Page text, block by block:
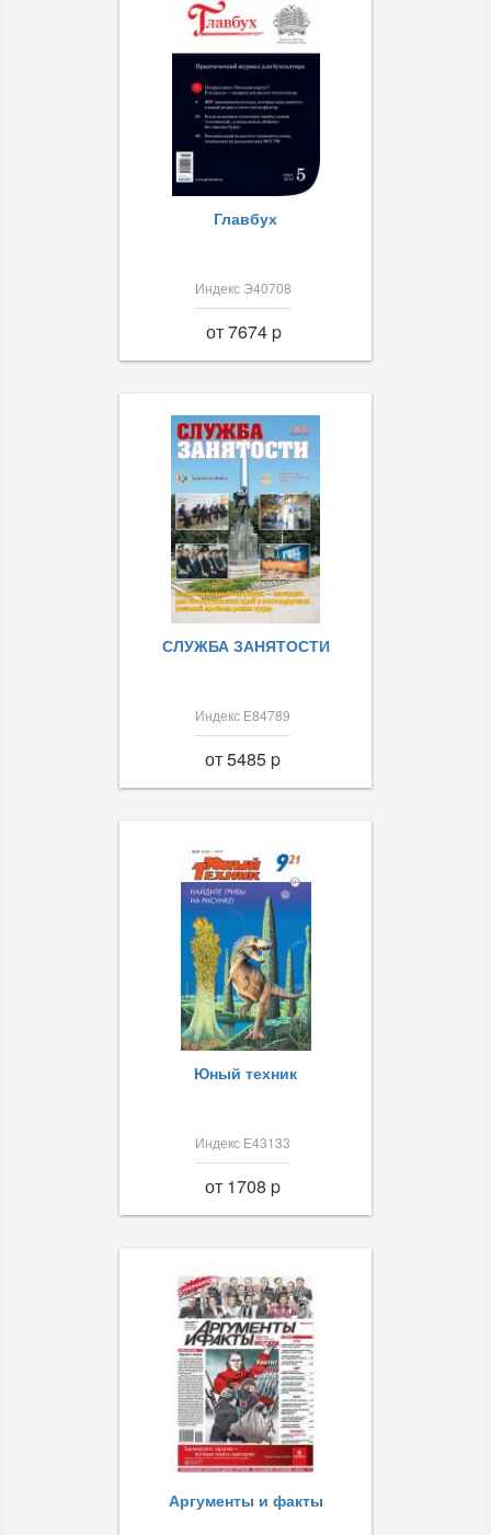
Главбух
Индекс Э40708
от 7674 p
СЛУЖБА ЗАНЯТОСТИ
Индекс Е84789
от 5485 p
Юный техник
Индекс Е43133
от 1708 p
Аргументы и факты